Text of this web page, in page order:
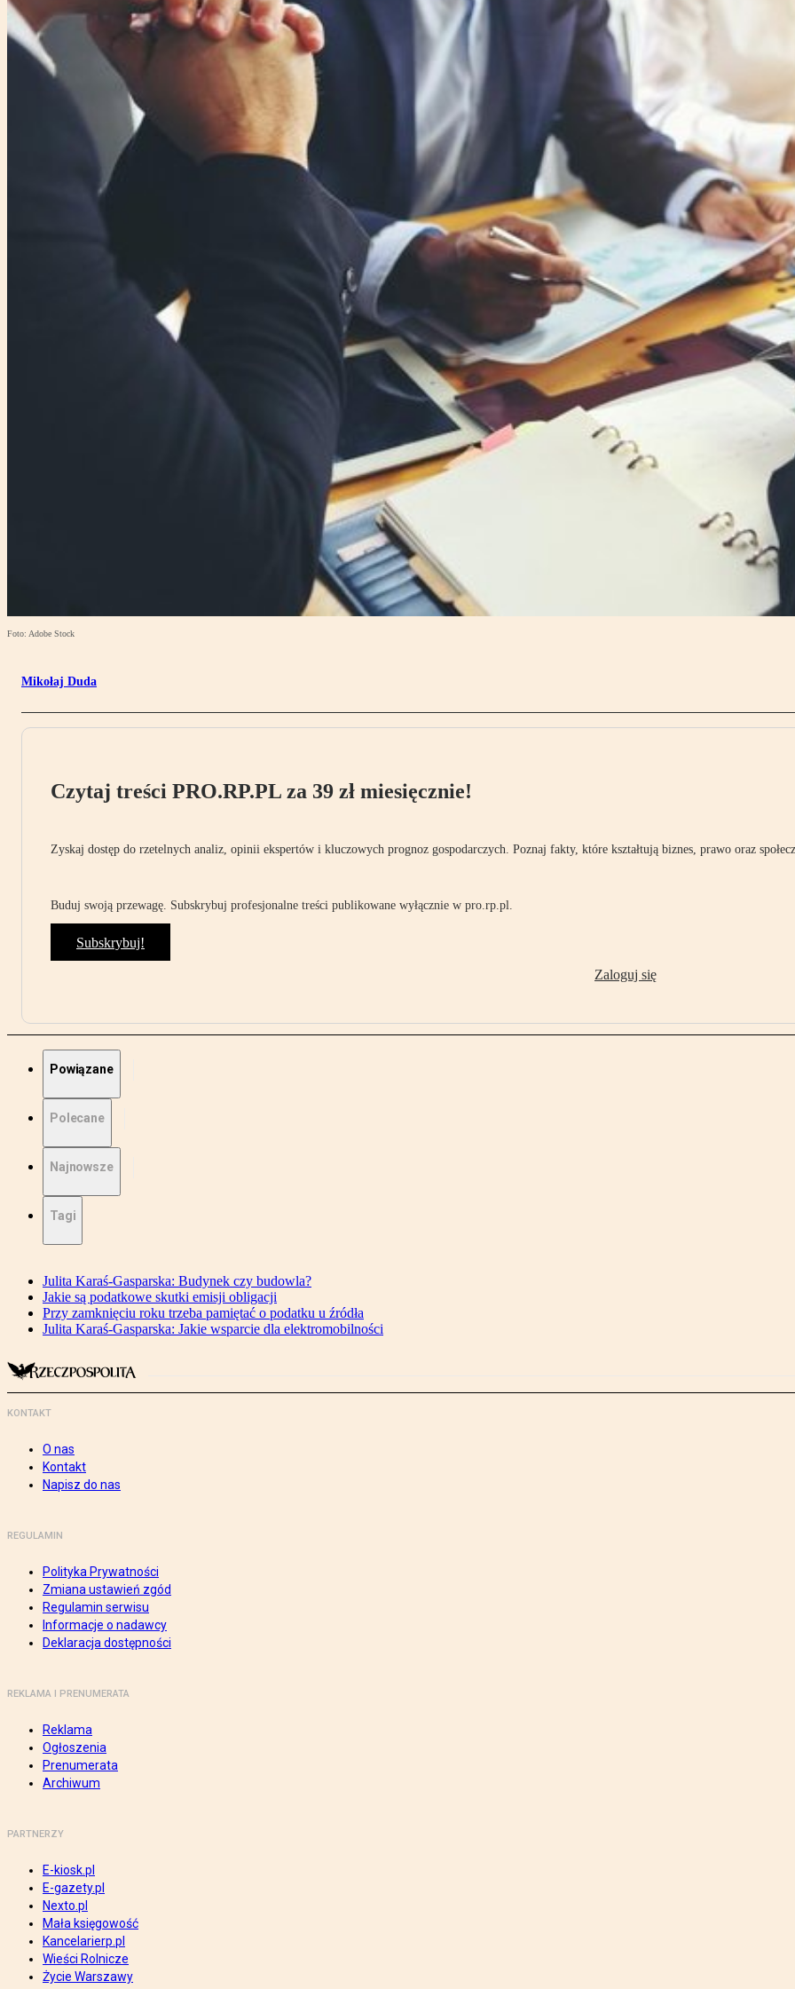
Foto: Adobe Stock
Mikołaj Duda
Czytaj treści PRO.RP.PL za 39 zł miesięcznie!
Zyskaj dostęp do rzetelnych analiz, opinii ekspertów i kluczowych prognoz gospodarczych. Poznaj fakty, które kształtują biznes, prawo oraz
Buduj swoją przewagę. Subskrybuj profesjonalne treści publikowane wyłącznie w pro.rp.pl.
Subskrybuj!
Zaloguj się
Powiązane
Polecane
Najnowsze
Tagi
Julita Karaś-Gasparska: Budynek czy budowla?
Jakie są podatkowe skutki emisji obligacji
Przy zamknięciu roku trzeba pamiętać o podatku u źródła
Julita Karaś-Gasparska: Jakie wsparcie dla elektromobilności
KONTAKT
O nas
Kontakt
Napisz do nas
REGULAMIN
Polityka Prywatności
Zmiana ustawień zgód
Regulamin serwisu
Informacje o nadawcy
Deklaracja dostępności
REKLAMA I PRENUMERATA
Reklama
Ogłoszenia
Prenumerata
Archiwum
PARTNERZY
E-kiosk.pl
E-gazety.pl
Nexto.pl
Mała księgowość
Kancelarierp.pl
Wieści Rolnicze
Życie Warszawy